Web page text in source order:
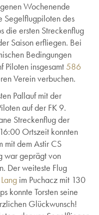
Wochenende
Segelflugpiloten des
die ersten Streckenflug
Saison erfliegen. Bei
Bedingungen
Piloten insgesamt 586
Verein verbuchen.
Pallauf mit der
auf der FK 9.
Streckenflug der
Ortszeit konnten
mit dem Astir CS
war geprägt von
Der weiteste Flug
im Puchacz mit 130
konnte Torsten seine
Glückwunsch!